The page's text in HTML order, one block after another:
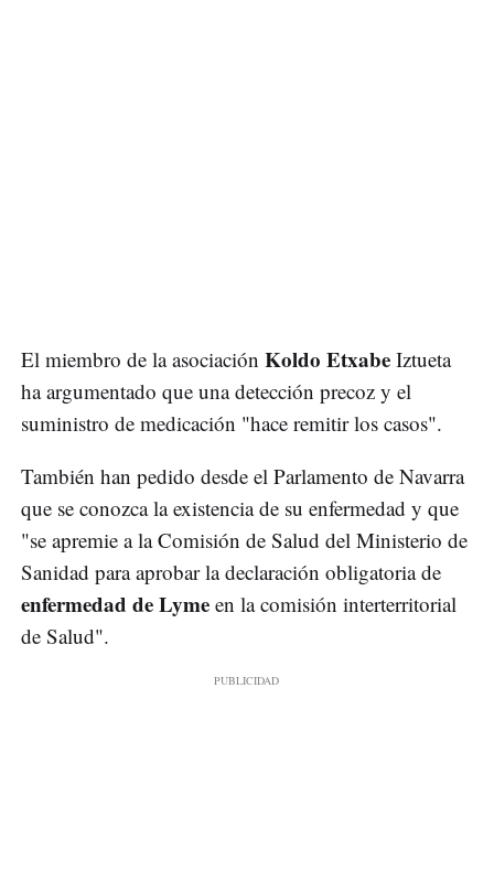
El miembro de la asociación Koldo Etxabe Iztueta
ha argumentado que una detección precoz y el
suministro de medicación "hace remitir los casos".
También han pedido desde el Parlamento de Navarra
que se conozca la existencia de su enfermedad y que
"se apremie a la Comisión de Salud del Ministerio de
Sanidad para aprobar la declaración obligatoria de
enfermedad de Lyme en la comisión interterritorial
de Salud".